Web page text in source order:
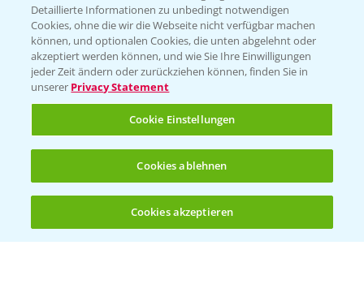
1:06
Rapsblütenbehandlung mit Propulse
16.04.2025
(noch 4)
Detaillierte Informationen zu unbedingt notwendigen
Cookies, ohne die wir die Webseite nicht verfügbar machen
können, und optionalen Cookies, die unten abgelehnt oder
akzeptiert werden können, und wie Sie Ihre Einwilligungen
jeder Zeit ändern oder zurückziehen können, finden Sie in
unserer Privacy Statement
Cookie Einstellungen
Cookies ablehnen
Cookies akzeptieren